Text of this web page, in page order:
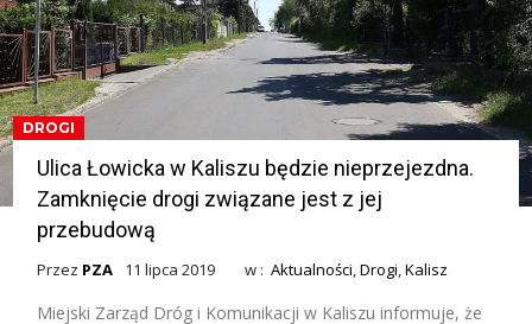
DROGI
Ulica Łowicka w Kaliszu będzie nieprzejezdna.
Zamknięcie drogi związane jest z jej
przebudową
Przez PZA 11 lipca 2019 w :Aktualności ,Drogi ,Kalisz
Miejski Zarząd Dróg i Komunikacji w Kaliszu informuje, że